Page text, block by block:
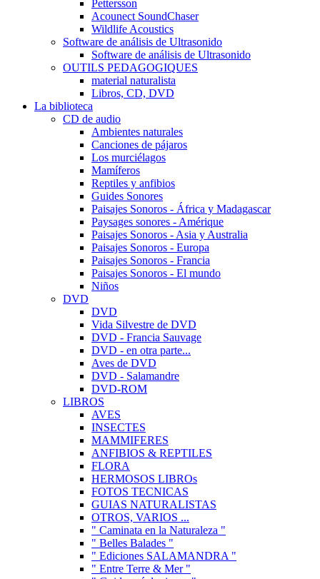
Pettersson
Acounect SoundChaser
Wildlife Acoustics
Software de análisis de Ultrasonido
Software de análisis de Ultrasonido
OUTILS PEDAGOGIQUES
material naturalista
Libros, CD, DVD
La biblioteca
CD de audio
Ambientes naturales
Canciones de pájaros
Los murciélagos
Mamíferos
Reptiles y anfibios
Guides Sonores
Paisajes Sonoros - África y Madagascar
Paysages sonores - Amérique
Paisajes Sonoros - Asia y Australia
Paisajes Sonoros - Europa
Paisajes Sonoros - Francia
Paisajes Sonoros - El mundo
Niños
DVD
DVD
Vida Silvestre de DVD
DVD - Francia Sauvage
DVD - en otra parte...
Aves de DVD
DVD - Salamandre
DVD-ROM
LIBROS
AVES
INSECTES
MAMMIFERES
ANFIBIOS & REPTILES
FLORA
HERMOSOS LIBROs
FOTOS TECNICAS
GUIAS NATURALISTAS
OTROS, VARIOS ...
" Caminata en la Naturaleza "
" Belles Balades "
" Ediciones SALAMANDRA "
" Entre Terre & Mer "